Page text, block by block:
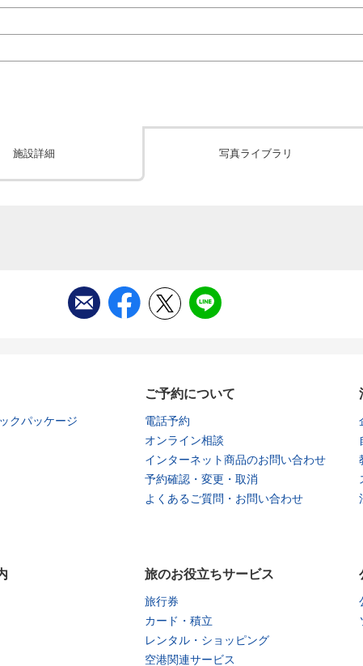
施設詳細 写真ライブラリ
クパッケージ
ご予約について
電話予約
オンライン相談
インターネット商品のお問い合わせ
予約確認・変更・取消
よくあるご質問・お問い合わせ
旅のお役立ちサービス
旅行券
カード・積立
レンタル・ショッピング
空港関連サービス